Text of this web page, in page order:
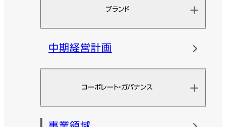
ブランド
中期経営計画
コーポレート・ガバナンス